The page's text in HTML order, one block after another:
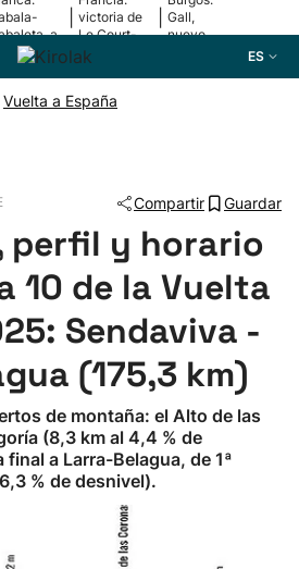
a
final
victoria de
Le Court-
Pienaar
Gall,
nuevo
ES
Vuelta a España
Compartir Guardar
perfil y horario
10 de la Vuelta
Sendaviva -
(175,3 km)
de montaña: el Alto de las
(8,3 km al 4,4 % de
a Larra-Belagua, de 1ª
% de desnivel).